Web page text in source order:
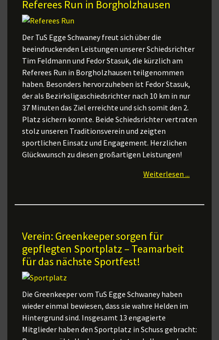
Referees Run in Borgholzhausen
Der TuS Egge Schwaney freut sich über die
beeindruckenden Leistungen unserer Schiedsrichter
Tim Feldmann und Fedor Stasuk, die kürzlich am
Referees Run in Borgholzhausen teilgenommen
haben. Besonders hervorzuheben ist Fedor Stasuk,
der als Bezirksligaschiedsrichter nach 10 km in nur
37 Minuten das Ziel erreichte und sich somit den 2.
Platz sichern konnte. Beide Schiedsrichter vertraten
stolz unseren Traditionsverein und zeigten
sportlichen Einsatz und Engagement. Herzlichen
Glückwunsch zu diesen großartigen Leistungen!
Weiterlesen ...
Verein: Greenkeeper sorgen für
gepflegten Sportplatz – Teamarbeit
für das nächste Sportfest!
Die Greenkeeper vom TuS Egge Schwaney haben
wieder einmal bewiesen, dass sie wahre Helden im
Hintergrund sind. Insgesamt 13 engagierte
Mitglieder haben den Sportplatz in Schuss gebracht: